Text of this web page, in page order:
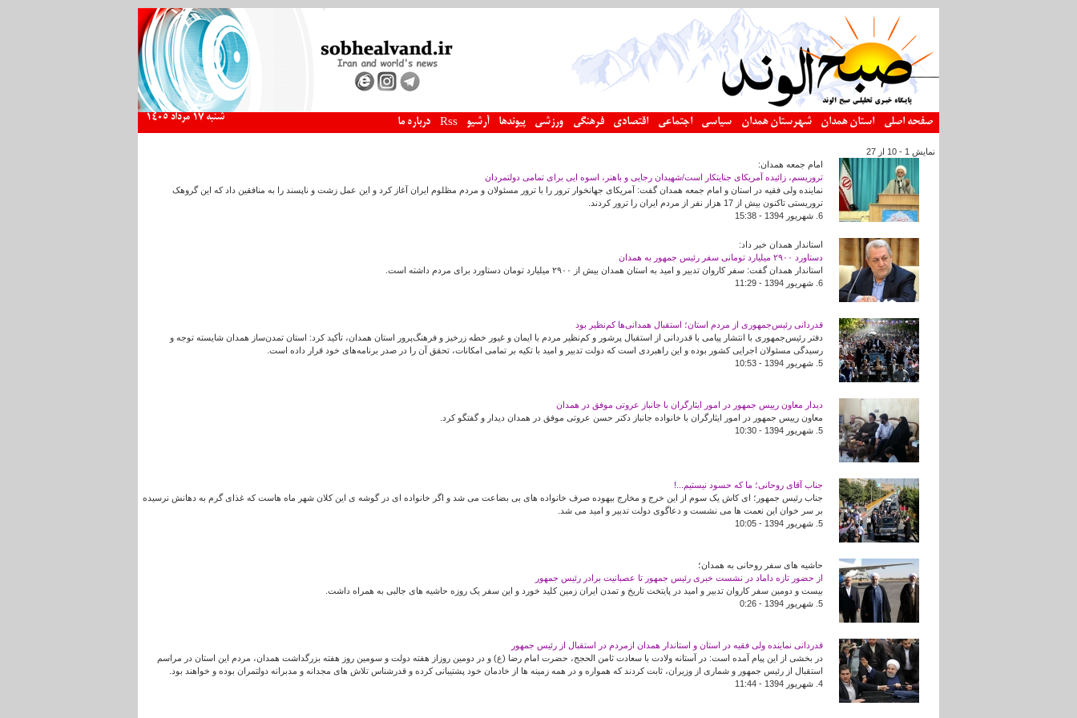
صفحه اصلی استان همدان شهرستان همدان سیاسی اجتماعی اقتصادی فرهنگی ورزشی پیوندها آرشیو Rss درباره ما شنبه 17 مرداد 1405
نمایش 1 - 10 از 27
امام جمعه همدان:
تروریسم، زائیده آمریکای جنایتکار است/شهیدان رجایی و باهنر، اسوه ایی برای تمامی دولتمردان
نماینده ولی فقیه در استان و امام جمعه همدان گفت: آمریکای جهانخوار ترور را با ترور مسئولان و مردم مظلوم ایران آغاز کرد و این عمل زشت و ناپسند را به منافقین داد که این گروهک
تروریستی تاکنون بیش از 17 هزار نفر از مردم ایران را ترور کردند.
6. شهريور 1394 - 15:38
استاندار همدان خبر داد:
دستاورد ۲۹۰۰ میلیارد تومانی سفر رئیس جمهور به همدان
استاندار همدان گفت: سفر کاروان تدبیر و امید به استان همدان بیش از ۲۹۰۰ میلیارد تومان دستاورد برای مردم داشته است.
6. شهريور 1394 - 11:29
قدردانی رئیس‌جمهوری از مردم استان؛ استقبال همدانی‌ها کم‌نظیر بود
دفتر رئیس‌جمهوری با انتشار پیامی با قدردانی از استقبال پرشور و کم‌نظیر مردم با ایمان و غیور خطه زرخیز و فرهنگ‌پرور استان همدان، تأکید کرد: استان تمدن‌ساز همدان شایسته توجه و
رسیدگی مسئولان اجرایی کشور بوده و این راهبردی است که دولت تدبیر و امید با تکیه بر تمامی امکانات، تحقق آن را در صدر برنامه‌های خود قرار داده است.
5. شهريور 1394 - 10:53
دیدار معاون رییس جمهور در امور ایثارگران با جانباز عروتی موفق در همدان
معاون رییس جمهور در امور ایثارگران با خانواده جانباز دکتر حسن عروتی موفق در همدان دیدار و گفتگو کرد.
5. شهريور 1394 - 10:30
جناب آقای روحانی؛ ما که حسود نیستیم...!
جناب رئیس جمهور؛ ای کاش یک سوم از این خرج و مخارج بیهوده صرف خانواده های بی بضاعت می شد و اگر خانواده ای در گوشه ی این کلان شهر ماه هاست که غذای گرم به دهانش نرسیده
بر سر خوان این نعمت ها می نشست و دعاگوی دولت تدبیر و امید می شد.
5. شهريور 1394 - 10:05
حاشیه های سفر روحانی به همدان؛
از حضور تازه داماد در نشست خبری رئیس جمهور تا عصبانیت برادر رئیس جمهور
بیست و دومین سفر کاروان تدبیر و امید در پایتخت تاریخ و تمدن ایران زمین کلید خورد و این سفر یک روزه حاشیه های جالبی به همراه داشت.
5. شهريور 1394 - 0:26
قدردانی نماینده ولی فقیه در استان و استاندار همدان ازمردم در استقبال از رئیس جمهور
در بخشی از این پیام آمده است: در آستانه ولادت با سعادت ثامن الحجج، حضرت امام رضا (ع) و در دومین روزاز هفته دولت و سومین روز هفته بزرگداشت همدان، مردم این استان در مراسم
استقبال از رئیس جمهور و شماری از وزیران، ثابت کردند که همواره و در همه زمینه ها از خادمان خود پشتیبانی کرده و قدرشناس تلاش های مجدانه و مدبرانه دولتمران بوده و خواهند بود.
4. شهريور 1394 - 11:44